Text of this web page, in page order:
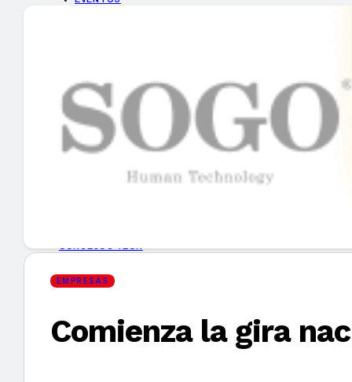
INICIO
EMPRESAS
GUÍA DE COMPRA
MERCADOS Y TENDENCIAS
EMPRESAS
Comienza la gira